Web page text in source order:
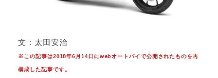
文：太田安治
※この記事は2018年6月14日にwebオートバイで公開されたものを再
構成した記事です。